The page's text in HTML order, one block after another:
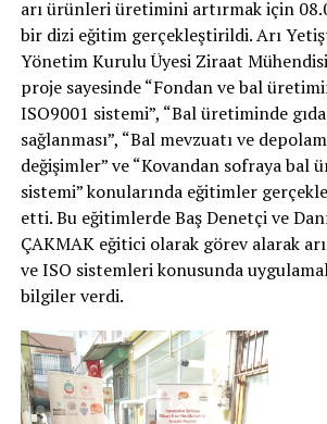
arı ürünleri üretimini artırmak için
bir dizi eğitim gerçekleştirildi. Arı
Yönetim Kurulu Üyesi Ziraat
proje sayesinde “Fondan ve bal
ISO9001 sistemi”, “Bal üretiminde
sağlanması”, “Bal mevzuatı ve
değişimler” ve “Kovandan sofraya bal
sistemi” konularında eğitimler
etti. Bu eğitimlerde Baş Denetçi ve
ÇAKMAK eğitici olarak görev alarak
ve ISO sistemleri konusunda
bilgiler verdi.